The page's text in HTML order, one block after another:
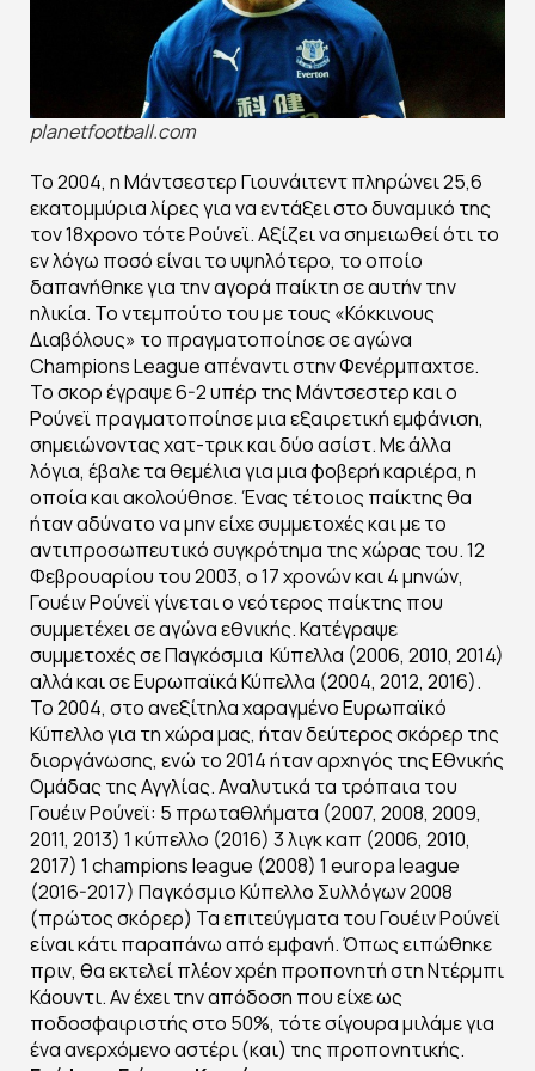
planetfootball.com
Το 2004, η Μάντσεστερ Γιουνάιτεντ πληρώνει 25,6
εκατομμύρια λίρες για να εντάξει στο δυναμικό της
τον 18χρονο τότε Ρούνεϊ. Αξίζει να σημειωθεί ότι το
εν λόγω ποσό είναι το υψηλότερο, το οποίο
δαπανήθηκε για την αγορά παίκτη σε αυτήν την
ηλικία. Το ντεμπούτο του με τους «Κόκκινους
Διαβόλους» το πραγματοποίησε σε αγώνα
Champions League απέναντι στην Φενέρμπαχτσε.
Το σκορ έγραψε 6-2 υπέρ της Μάντσεστερ και ο
Ρούνεϊ πραγματοποίησε μια εξαιρετική εμφάνιση,
σημειώνοντας χατ-τρικ και δύο ασίστ. Με άλλα
λόγια, έβαλε τα θεμέλια για μια φοβερή καριέρα, η
οποία και ακολούθησε. Ένας τέτοιος παίκτης θα
ήταν αδύνατο να μην είχε συμμετοχές και με το
αντιπροσωπευτικό συγκρότημα της χώρας του. 12
Φεβρουαρίου του 2003, ο 17 χρονών και 4 μηνών,
Γουέιν Ρούνεϊ γίνεται ο νεότερος παίκτης που
συμμετέχει σε αγώνα εθνικής. Κατέγραψε
συμμετοχές σε Παγκόσμια Κύπελλα (2006, 2010, 2014)
αλλά και σε Ευρωπαϊκά Κύπελλα (2004, 2012, 2016).
Το 2004, στο ανεξίτηλα χαραγμένο Ευρωπαϊκό
Κύπελλο για τη χώρα μας, ήταν δεύτερος σκόρερ της
διοργάνωσης, ενώ το 2014 ήταν αρχηγός της Εθνικής
Ομάδας της Αγγλίας. Αναλυτικά τα τρόπαια του
Γουέιν Ρούνεϊ: 5 πρωταθλήματα (2007, 2008, 2009,
2011, 2013) 1 κύπελλο (2016) 3 λιγκ καπ (2006, 2010,
2017) 1 champions league (2008) 1 europa league
(2016-2017) Παγκόσμιο Κύπελλο Συλλόγων 2008
(πρώτος σκόρερ) Τα επιτεύγματα του Γουέιν Ρούνεϊ
είναι κάτι παραπάνω από εμφανή. Όπως ειπώθηκε
πριν, θα εκτελεί πλέον χρέη προπονητή στη Ντέρμπι
Κάουντι. Αν έχει την απόδοση που είχε ως
ποδοσφαιριστής στο 50%, τότε σίγουρα μιλάμε για
ένα ανερχόμενο αστέρι (και) της προπονητικής.